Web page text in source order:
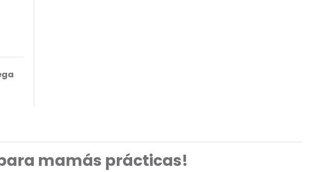
mamás prácticas!